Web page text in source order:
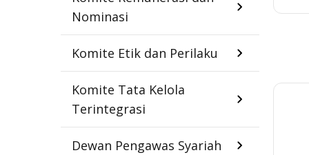
Nominasi
Komite Etik dan Perilaku
Komite Tata Kelola
Terintegrasi
Dewan Pengawas Syariah